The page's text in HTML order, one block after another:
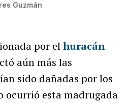
Guzmán
por elhuracán
aún más las
sido dañadas por los
ocurrió esta madrugada